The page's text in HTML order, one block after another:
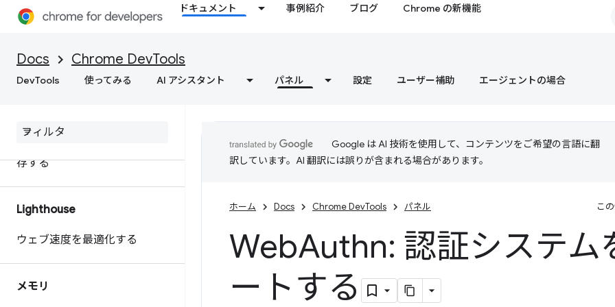
ドキュメント 事例紹介 ブログ Chrome の新機能
Docs Chrome DevTools
DevTools 使ってみる AI アシスタント パネル 設定 ユーザー補助 エージェントの場合
extensibility API を使用してパ
マイズする
ウェブサイトのパフォーマンス
存する
Lighthouse
ウェブ速度を最適化する
メモリ
Google は AI 技術を使用して、コンテンツをご希望の言語に翻
訳しています。AI 翻訳には誤りが含まれる場合があります。
ホーム Docs Chrome DevTools パネル こ
WebAuthn: 認証システム
ートする